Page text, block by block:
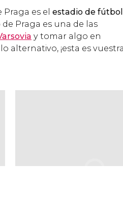
es el estadio de fútbol
de Praga es una de las
y tomar algo en
alternativo, ¡esta es